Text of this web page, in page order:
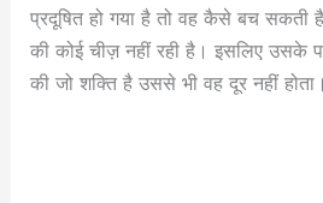
प्रदूषित हो गया है तो वह कैसे बच सकती
की कोई चीज़ नहीं रही है। इसलिए उसके
की जो शक्ति है उससे भी वह दूर नहीं होता।